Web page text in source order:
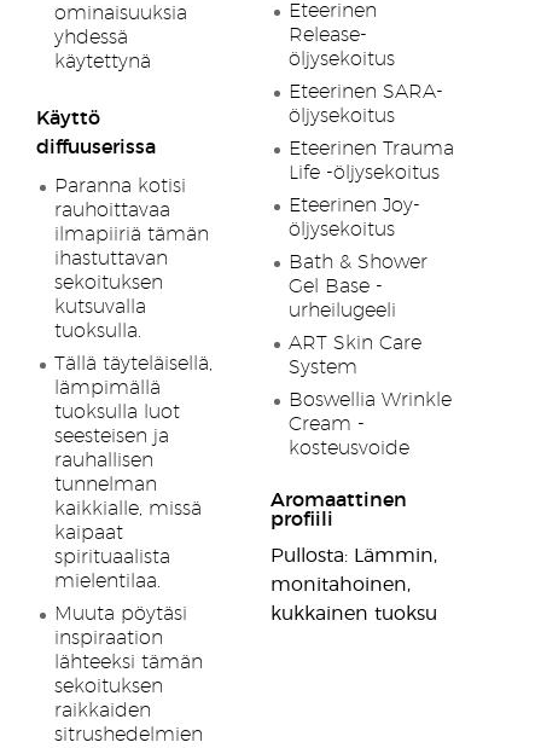
ominaisuuksia
yhdessä
käytettynä
Käyttö
diffuuserissa
Paranna kotisi
rauhoittavaa
ilmapiiriä tämän
ihastuttavan
sekoituksen
kutsuvalla
tuoksulla.
Tällä täyteläisellä,
lämpimällä
tuoksulla luot
seesteisen ja
rauhallisen
tunnelman
kaikkialle, missä
kaipaat
spirituaalista
mielentilaa.
Muuta pöytäsi
inspiraation
lähteeksi tämän
sekoituksen
raikkaiden
sitrushedelmien
Eteerinen
Release-
öljysekoitus
Eteerinen SARA-
öljysekoitus
Eteerinen Trauma
Life -öljysekoitus
Eteerinen Joy-
öljysekoitus
Bath & Shower
Gel Base -
urheilugeeli
ART Skin Care
System
Boswellia Wrinkle
Cream -
kosteusvoide
Aromaattinen
profiili
Pullosta: Lämmin,
monitahoinen,
kukkainen tuoksu